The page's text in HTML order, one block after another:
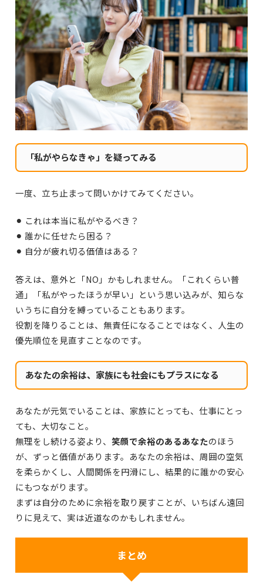
「私がやらなきゃ」を疑ってみる
一度、立ち止まって問いかけてみてください。
⚫︎ これは本当に私がやるべき？
⚫︎ 誰かに任せたら困る？
⚫︎ 自分が疲れ切る価値はある？
答えは、意外と「NO」かもしれません。「これくらい普
通」「私がやったほうが早い」という思い込みが、知らな
いうちに自分を縛っていることもあります。
役割を降りることは、無責任になることではなく、人生の
優先順位を見直すことなのです。
あなたの余裕は、家族にも社会にもプラスになる
あなたが元気でいることは、 家族にとっても、仕事にとっ
ても、大切なこと。
無理をし続ける姿より、笑顔で余裕のあるあなたのほう
が、ずっと価値があります。あなたの余裕は、周囲の空気
を柔らかくし、人間関係を円滑にし、結果的に誰かの安心
にもつながります。
まずは自分のために余裕を取り戻すことが、いちばん遠回
りに見えて、実は近道なのかもしれません。
まとめ